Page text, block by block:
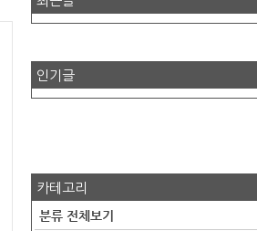
인기글
카테고리
분류 전체보기